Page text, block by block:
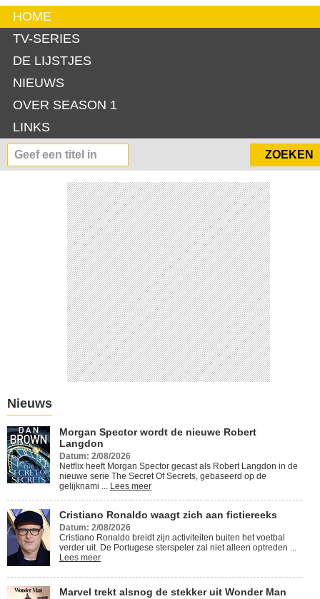
HOME
TV-SERIES
DE LIJSTJES
NIEUWS
OVER SEASON 1
LINKS
Cristiano Ronaldo waagt zich
aan fictiereeks
Lees meer
Nieuws
Morgan Spector wordt de nieuwe Robert
Langdon
Datum: 2/08/2026
Netflix heeft Morgan Spector gecast als Robert Langdon in de
nieuwe serie The Secret Of Secrets, gebaseerd op de
gelijknami ... Lees meer
Cristiano Ronaldo waagt zich aan fictiereeks
Datum: 2/08/2026
Cristiano Ronaldo breidt zijn activiteiten buiten het voetbal
verder uit. De Portugese sterspeler zal niet alleen optreden ...
Lees meer
Marvel trekt alsnog de stekker uit Wonder Man